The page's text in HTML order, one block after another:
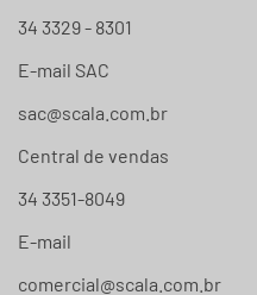
34 3329 - 8301
E-mail SAC
sac@scala.com.br
Central de vendas
34 3351-8049
E-mail
comercial@scala.com.br